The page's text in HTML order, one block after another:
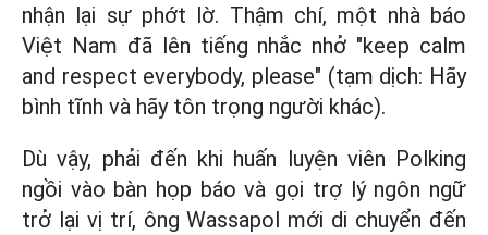
nhận lại sự phớt lờ. Thậm chí, một nhà báo
Việt Nam đã lên tiếng nhắc nhở "keep calm
and respect everybody, please" (tạm dịch: Hãy
bình tĩnh và hãy tôn trọng người khác).
Dù vậy, phải đến khi huấn luyện viên Polking
ngồi vào bàn họp báo và gọi trợ lý ngôn ngữ
trở lại vị trí, ông Wassapol mới di chuyển đến